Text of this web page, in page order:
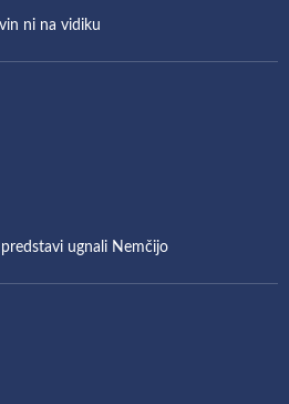
ni na vidiku
ugnali Nemčijo